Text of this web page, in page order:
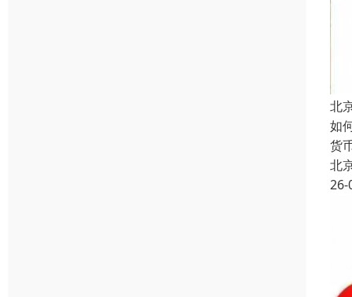
北
如
货
北
26-